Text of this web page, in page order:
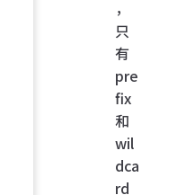
，
只
有
pre
fix
和
wil
dca
rd